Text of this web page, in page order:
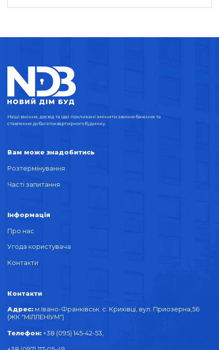
Наші вміння, досвід та ідеї покликані змінити звичне бачення та
ставлення до багатоквартирного будинку.
Вам може знадобитись
Розтермінування
Часті запитання
Інформація
Про нас
Угода користувача
Контакти
Контакти
Адрес: м.Івано-Франківськ. с. Крихівці, вул. Приозерна,56
(ЖК "МІЛЛЕНІУМ")
Телефон: +38 (095) 145-42-53,